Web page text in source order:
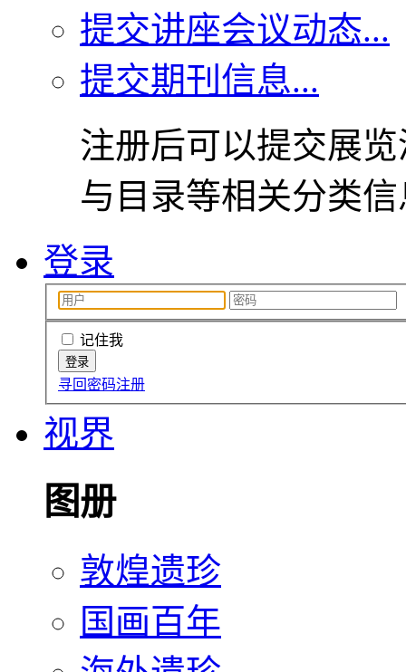
提交讲座会议动态...
提交期刊信息...
注册后可以提交展
与目录等相关分类
登录
记住我
寻回密码注册
视界
图册
敦煌遗珍
国画百年